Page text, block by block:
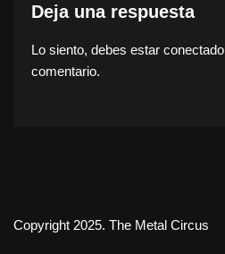
Deja una respuesta
Lo siento, debes estar conectado
comentario.
Copyright 2025. The Metal Circus